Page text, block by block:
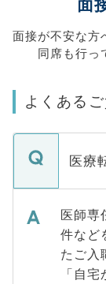
面
面接が不安な方
同席も行っ
よくある
医療
医師専
件など
たご入
「自